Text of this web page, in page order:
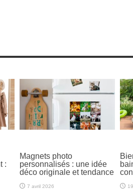
:
Magnets photo
personnalisés : une idée
déco originale et tendance
7 avril 2026